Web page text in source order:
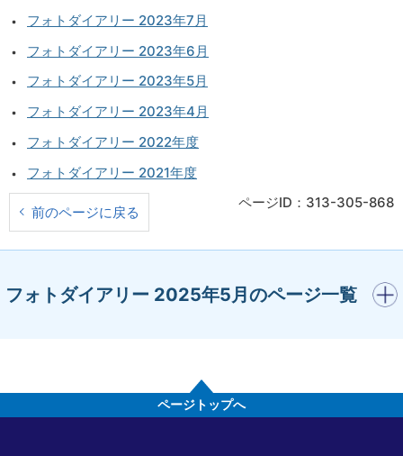
フォトダイアリー 2023年7月
フォトダイアリー 2023年6月
フォトダイアリー 2023年5月
フォトダイアリー 2023年4月
フォトダイアリー 2022年度
フォトダイアリー 2021年度
前のページに戻る
ページID：313-305-868
フォトダイアリー 2025年5月のページ一覧
開く
ページトップへ